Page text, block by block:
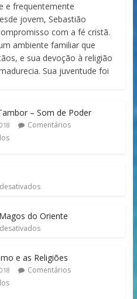
e frequentemente
jovem, Sebastião
com a fé cristã.
ambiente familiar que
e sua devoção à religião
Sua juventude foi
– Som de Poder
Comentários
do Oriente
e as Religiões
Comentários